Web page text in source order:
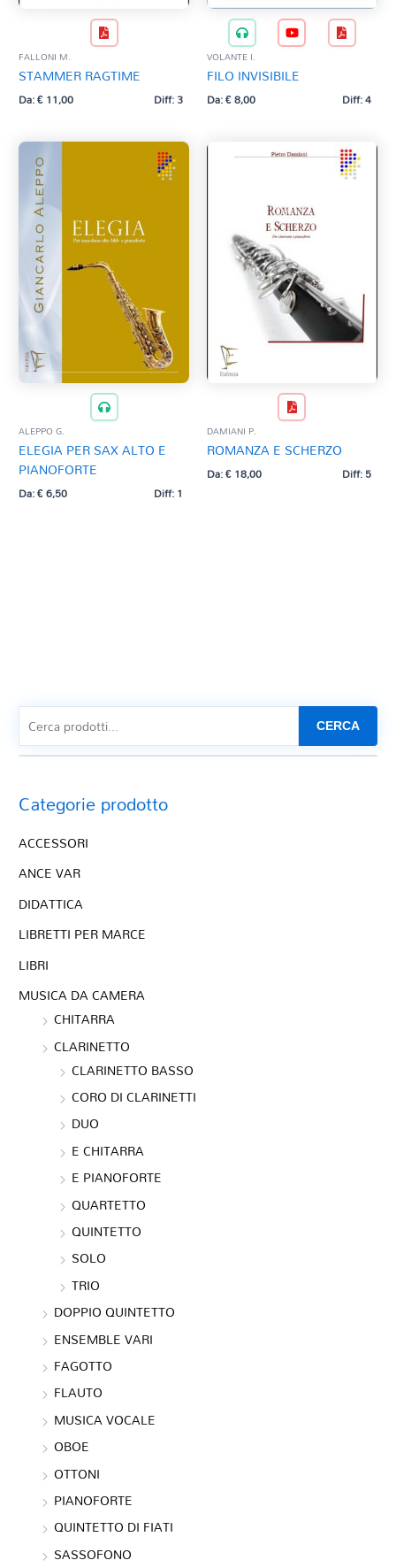
FALLONI M.
STAMMER RAGTIME
Da:€11,00 Diff: 3
VOLANTE I.
FILO INVISIBILE
Da:€8,00 Diff: 4
ALEPPO G.
ELEGIA PER SAX ALTO E
PIANOFORTE
Da:€6,50 Diff: 1
DAMIANI P.
ROMANZA E SCHERZO
Da:€18,00 Diff: 5
CERCA
Categorie prodotto
ACCESSORI
ANCE VAR
DIDATTICA
LIBRETTI PER MARCE
LIBRI
MUSICA DA CAMERA
CHITARRA
CLARINETTO
CLARINETTO BASSO
CORO DI CLARINETTI
DUO
E CHITARRA
E PIANOFORTE
QUARTETTO
QUINTETTO
SOLO
TRIO
DOPPIO QUINTETTO
ENSEMBLE VARI
FAGOTTO
FLAUTO
MUSICA VOCALE
OBOE
OTTONI
PIANOFORTE
QUINTETTO DI FIATI
SASSOFONO